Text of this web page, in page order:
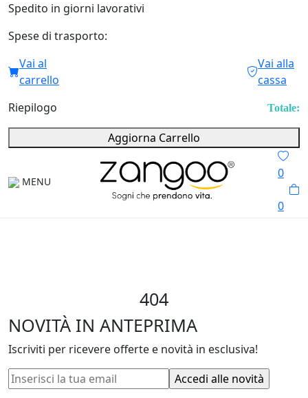
Spedito in giorni lavorativi
Spese di trasporto:
Vai al
carrello
Vai alla
cassa
Riepilogo
Totale:
Aggiorna Carrello
MENU
0
0
404
NOVITÀ IN ANTEPRIMA
Iscriviti per ricevere offerte e novità in esclusiva!